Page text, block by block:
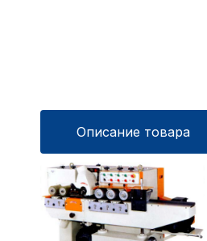
Описание товара